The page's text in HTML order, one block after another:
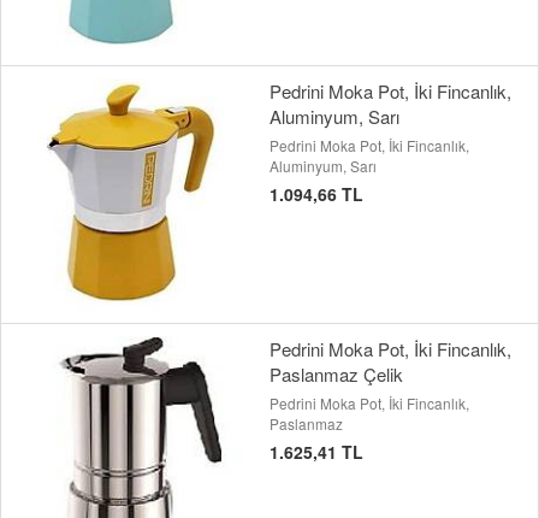
Pedrini Moka Pot, İki Fincanlık,
Aluminyum, Sarı
Pedrini Moka Pot, İki Fincanlık,
Aluminyum, Sarı
1.094,66 TL
Pedrini Moka Pot, İki Fincanlık,
Paslanmaz Çelik
Pedrini Moka Pot, İki Fincanlık,
Paslanmaz
1.625,41 TL